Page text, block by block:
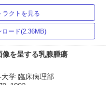
ラクトを見る
ロード(2.36MB)
を呈する乳腺腫瘍
学 臨床病理部